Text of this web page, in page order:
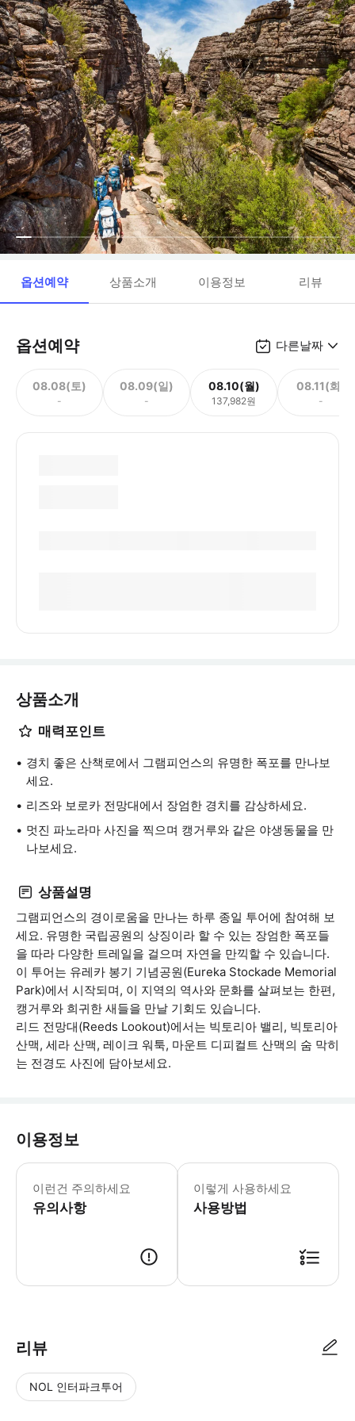
옵션예약 상품소개 이용정보 리뷰
옵션예약 다른날짜
08.08(토)
-
08.09(일)
-
08.10(월)
137,982원
08.11(화)
-
상품소개
매력포인트
경치 좋은 산책로에서 그램피언스의 유명한 폭포를 만나보
세요.
리즈와 보로카 전망대에서 장엄한 경치를 감상하세요.
멋진 파노라마 사진을 찍으며 캥거루와 같은 야생동물을 만
나보세요.
상품설명
그램피언스의 경이로움을 만나는 하루 종일 투어에 참여해 보
세요. 유명한 국립공원의 상징이라 할 수 있는 장엄한 폭포들
을 따라 다양한 트레일을 걸으며 자연을 만끽할 수 있습니다.
이 투어는 유레카 봉기 기념공원(Eureka Stockade Memorial
Park)에서 시작되며, 이 지역의 역사와 문화를 살펴보는 한편,
캥거루와 희귀한 새들을 만날 기회도 있습니다.
리드 전망대(Reeds Lookout)에서는 빅토리아 밸리, 빅토리아
산맥, 세라 산맥, 레이크 워툭, 마운트 디피컬트 산맥의 숨 막히
는 전경도 사진에 담아보세요.
이용정보
이런건 주의하세요
유의사항
필수 안내 - 이 투어는 자연을 기반으
이렇게 사용하세요
사용방법
리뷰
NOL 인터파크투어